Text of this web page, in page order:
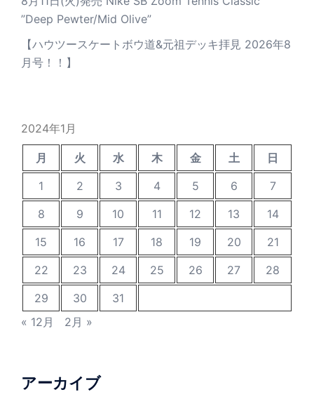
”Deep Pewter/Mid Olive”
【ハウツースケートボウ道&元祖デッキ拝見 2026年8
月号！！】
2024年1月
月 火 水 木 金 土
日
1
2 3 4 5 6
7
8
9 10 11 12 13
14
15
16 17 18 19 20
21
22
23 24 25 26 27
28
29
30
31
« 12月
2月 »
アーカイブ